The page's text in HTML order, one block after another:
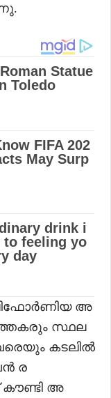
അ
സ്ഥല
കടലിൽ
ര
കൗണ്ടി അ